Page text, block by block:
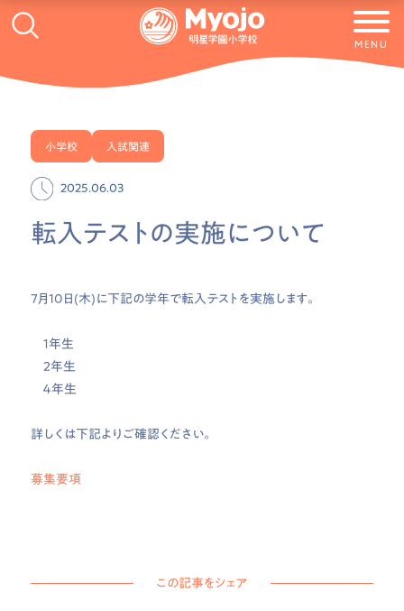
MENU
小学校 入試関連
2025.06.03
転入テストの実施について
7月10日(木)に下記の学年で転入テストを実施します。
１年生
２年生
４年生
詳しくは下記よりご確認ください。
募集要項
この記事をシェア